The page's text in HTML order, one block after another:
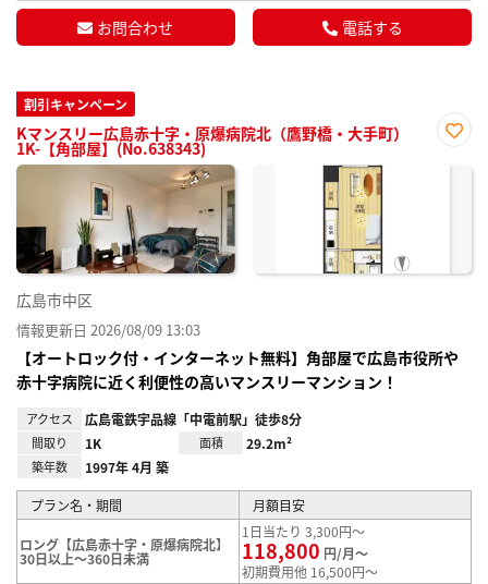
お問合わせ 電話する
割引キャンペーン
Kマンスリー広島赤十字・原爆病院北（鷹野橋・大手町）
1K-【角部屋】(No.638343)
に入
広島市中区
情報更新日 2026/08/09 13:03
【オートロック付・インターネット無料】角部屋で広島市役所や
赤十字病院に近く利便性の高いマンスリーマンション！
アクセス 広島電鉄宇品線「中電前駅」徒歩8分
間取り 1K 面積 29.2m²
築年数 1997年 4月 築
プラン名・期間 月額目安
ロング【広島赤十字・原爆病院北】
30日以上～360日未満
1日当たり 3,300円～
118,800 円/月～
初期費用他 16,500円～